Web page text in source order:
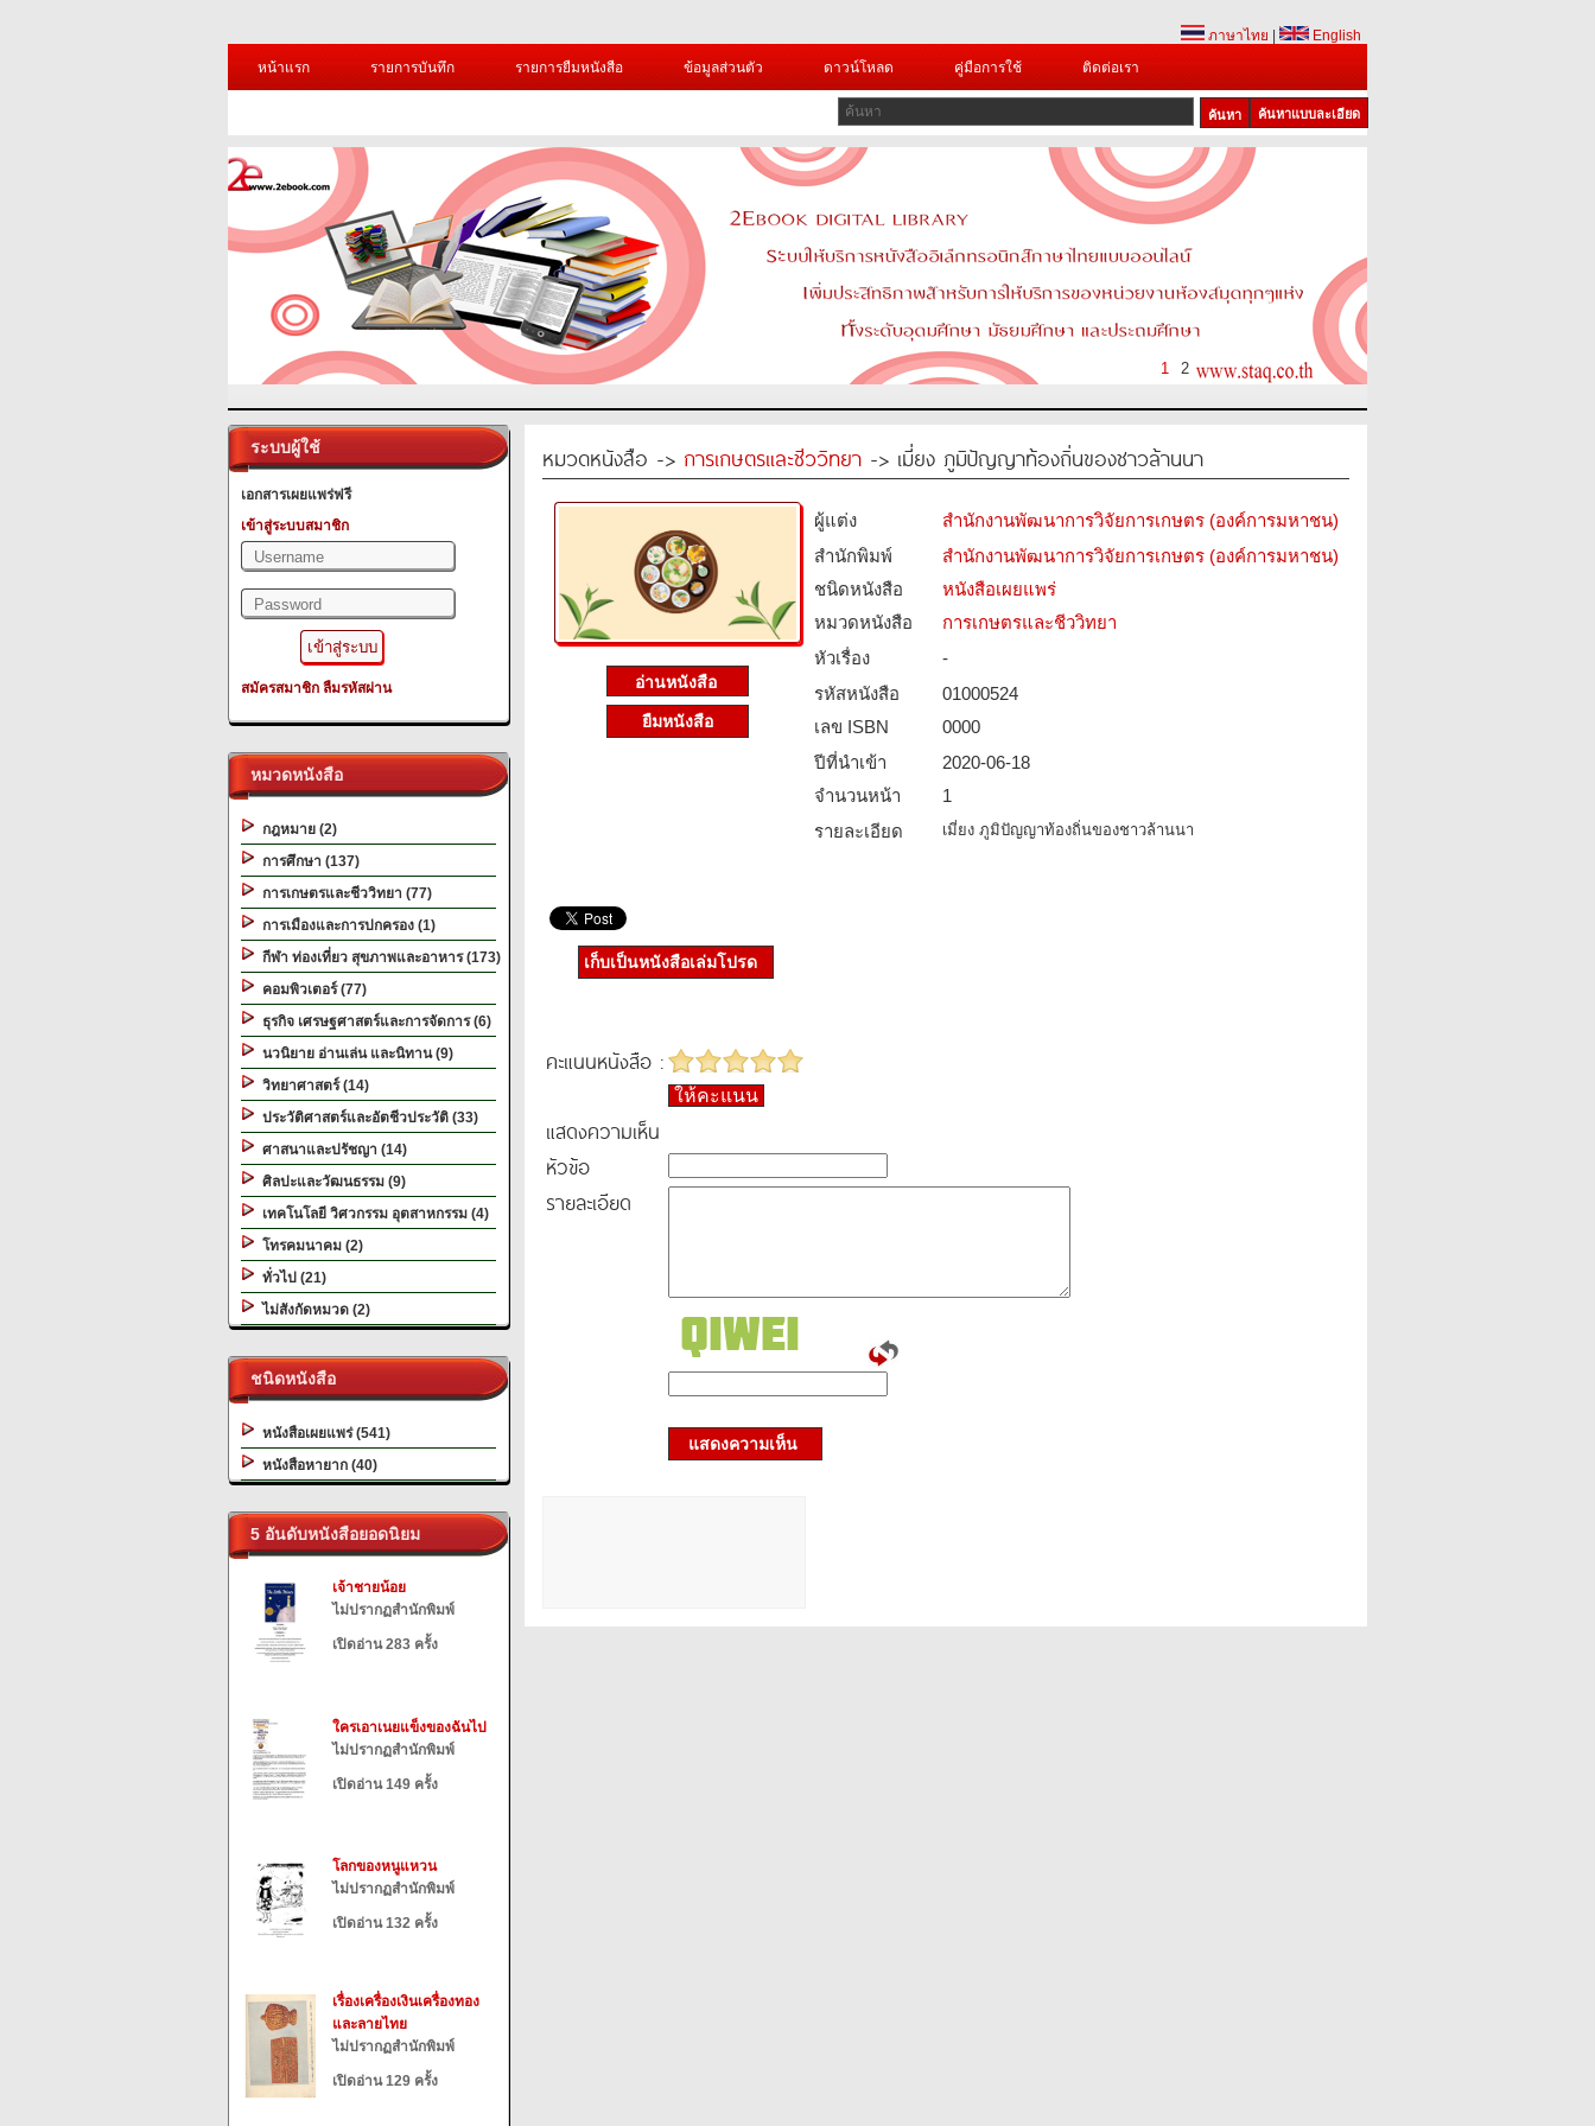
ภาษาไทย
English
หน้าแรก
รายการบันทึก รายการยืมหนังสือ ข้อมูลส่วนตัว ดาวน์โหลด คู่มือการใช้ ติดต่อเรา
ค้นหาแบบละเอียด
1 2
ระบบผู้ใช้
เอกสารเผยแพร่ฟรี
เข้าสู่ระบบสมาชิก
สมัครสมาชิก ลืมรหัสผ่าน
หมวดหนังสือ
กฎหมาย (2)
การศึกษา (137)
การเกษตรและชีววิทยา (77)
การเมืองและการปกครอง (1)
กีฬา ท่องเที่ยว สุขภาพและอาหาร (173)
คอมพิวเตอร์ (77)
ธุรกิจ เศรษฐศาสตร์และการจัดการ (6)
นวนิยาย อ่านเล่น และนิทาน (9)
วิทยาศาสตร์ (14)
ประวัติศาสตร์และอัตชีวประวัติ (33)
ศาสนาและปรัชญา (14)
ศิลปะและวัฒนธรรม (9)
เทคโนโลยี วิศวกรรม อุตสาหกรรม (4)
โทรคมนาคม (2)
ทั่วไป (21)
ไม่สังกัดหมวด (2)
ชนิดหนังสือ
หนังสือเผยแพร่ (541)
หนังสือหายาก (40)
5 อันดับหนังสือยอดนิยม
เจ้าชายน้อย
ไม่ปรากฏสำนักพิมพ์
เปิดอ่าน 283 ครั้ง
ใครเอาเนยแข็งของฉันไป
ไม่ปรากฏสำนักพิมพ์
เปิดอ่าน 149 ครั้ง
โลกของหนูแหวน
ไม่ปรากฏสำนักพิมพ์
เปิดอ่าน 132 ครั้ง
เรื่องเครื่องเงินเครื่องทอง
และลายไทย
ไม่ปรากฏสำนักพิมพ์
เปิดอ่าน 129 ครั้ง
หมวดหนังสือ -> การเกษตรและชีววิทยา -> เมี่ยง ภูมิปัญญาท้องถิ่นของชาวล้านนา
ยืมหนังสือ
ผู้แต่ง
สำนักงานพัฒนาการวิจัยการเกษตร (องค์การมหาชน)
สำนักพิมพ์
สำนักงานพัฒนาการวิจัยการเกษตร (องค์การมหาชน)
ชนิดหนังสือ­
หนังสือเผยแพร่
หมวดหนังสือ­
การเกษตรและชีววิทยา
หัวเรื่อง
-
รหัสหนังสือ­
01000524
เลข ISBN
0000
ปีที่นำเข้า
2020-06-18
จำนวนหน้า
1
รายละเอียด
เมี่ยง ภูมิปัญญาท้องถิ่นของชาวล้านนา
เก็บเป็นหนังสือเล่มโปรด
คะแนนหนังสือ :
ให้คะแนน
แสดงความเห็น
หัวข้อ
รายละเอียด
แสดงความเห็น